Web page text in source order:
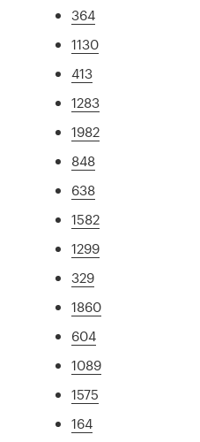
364
1130
413
1283
1982
848
638
1582
1299
329
1860
604
1089
1575
164